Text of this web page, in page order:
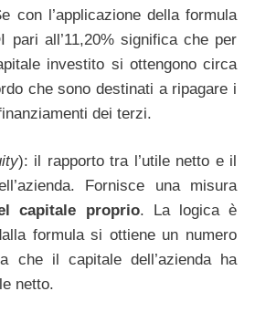
con l’applicazione della formula
pari all’11,20% significa che per
investito si ottengono circa
che sono destinati a ripagare i
dei terzi.
): il rapporto tra l’utile netto e il
Fornisce una misura
capitale proprio. La logica è
formula si ottiene un numero
che il capitale dell’azienda ha
netto.